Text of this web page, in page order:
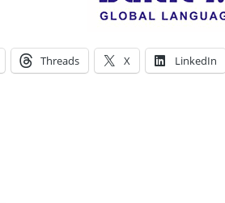
Threads X LinkedIn